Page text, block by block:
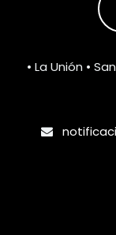
• La Unión •